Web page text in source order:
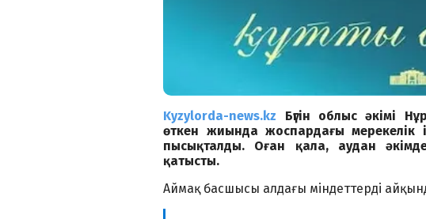
Kyzylorda-news.kz Бүгін облыс әкімі
өткен жиында жоспардағы мерекелік
пысықталды. Оған қала, аудан
қатысты.
​Аймақ басшысы алдағы міндеттерді